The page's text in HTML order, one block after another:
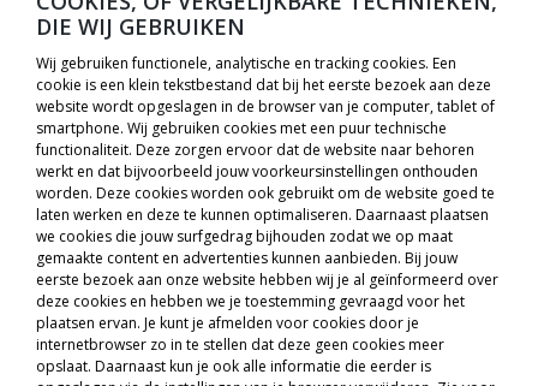
DIE WIJ GEBRUIKEN
Wij gebruiken functionele, analytische en tracking cookies. Een
cookie is een klein tekstbestand dat bij het eerste bezoek aan deze
website wordt opgeslagen in de browser van je computer, tablet of
smartphone. Wij gebruiken cookies met een puur technische
functionaliteit. Deze zorgen ervoor dat de website naar behoren
werkt en dat bijvoorbeeld jouw voorkeursinstellingen onthouden
worden. Deze cookies worden ook gebruikt om de website goed te
laten werken en deze te kunnen optimaliseren. Daarnaast plaatsen
we cookies die jouw surfgedrag bijhouden zodat we op maat
gemaakte content en advertenties kunnen aanbieden. Bij jouw
eerste bezoek aan onze website hebben wij je al geïnformeerd over
deze cookies en hebben we je toestemming gevraagd voor het
plaatsen ervan. Je kunt je afmelden voor cookies door je
internetbrowser zo in te stellen dat deze geen cookies meer
opslaat. Daarnaast kun je ook alle informatie die eerder is